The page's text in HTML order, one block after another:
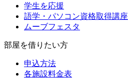
学生を応援
語学・パソコン資格取得講座
ムーブフェスタ
部屋を借りたい方
申込方法
各施設料金表